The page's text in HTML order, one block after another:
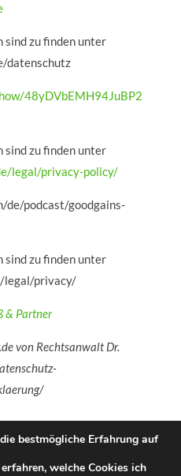
zu finden unter
datenschutz
48yDVbEMH94JuBP2
zu finden unter
legal/privacy-policy/
de/podcast/goodgains-
zu finden unter
legal/privacy/
& Partner
von Rechtsanwalt Dr.
bestmögliche Erfahrung auf
welche Cookies ich